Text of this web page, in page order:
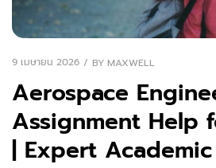
9 เมษายน 2026 BY MAXWELL
Aerospace
Assignment Help
| Expert